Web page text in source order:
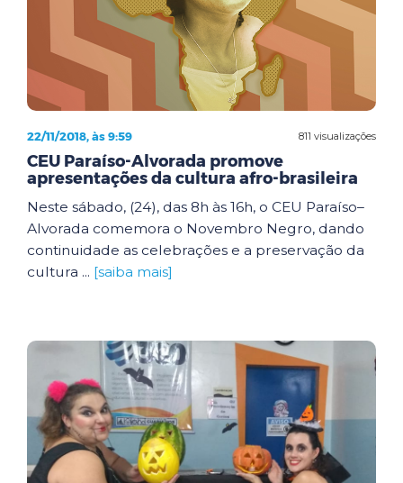
811 visualizações
22/11/2018, às 9:59
CEU Paraíso-Alvorada promove
apresentações da cultura afro-brasileira
Neste sábado, (24), das 8h às 16h, o CEU Paraíso–
Alvorada comemora o Novembro Negro, dando
continuidade as celebrações e a preservação da
cultura ... [saiba mais]